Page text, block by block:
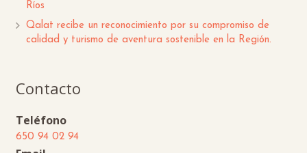
Ríos
Qalat recibe un reconocimiento por su compromiso de
calidad y turismo de aventura sostenible en la Región.
Contacto
Teléfono
650 94 02 94